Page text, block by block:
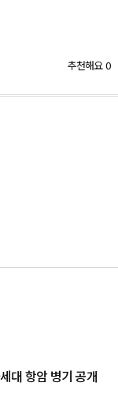
추천해요 0
대 항암 병기 공개